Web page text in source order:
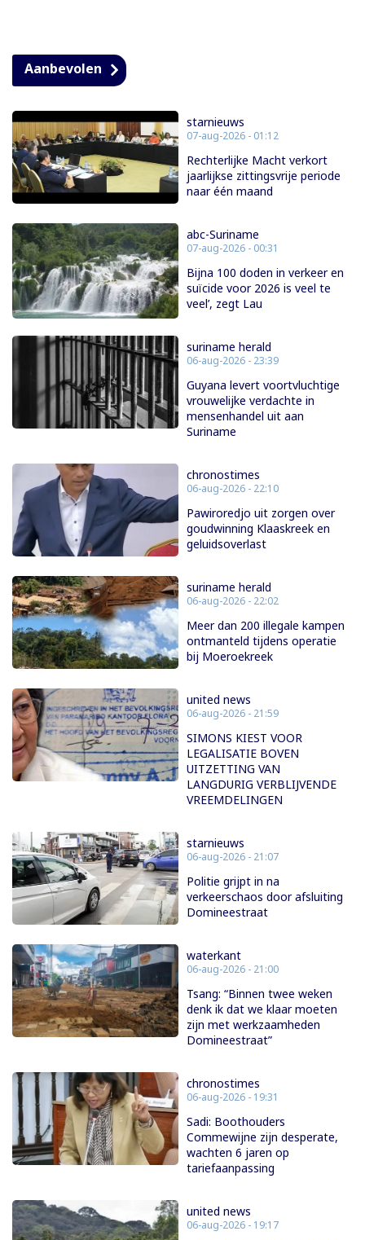
Aanbevolen
starnieuws
07-aug-2026 - 01:12
Rechterlijke Macht verkort
jaarlijkse zittingsvrije periode
naar één maand
abc-Suriname
07-aug-2026 - 00:31
Bijna 100 doden in verkeer en
suïcide voor 2026 is veel te
veel’, zegt Lau
suriname herald
06-aug-2026 - 23:39
Guyana levert voortvluchtige
vrouwelijke verdachte in
mensenhandel uit aan
Suriname
chronostimes
06-aug-2026 - 22:10
Pawiroredjo uit zorgen over
goudwinning Klaaskreek en
geluidsoverlast
suriname herald
06-aug-2026 - 22:02
Meer dan 200 illegale kampen
ontmanteld tijdens operatie
bij Moeroekreek
united news
06-aug-2026 - 21:59
SIMONS KIEST VOOR
LEGALISATIE BOVEN
UITZETTING VAN
LANGDURIG VERBLIJVENDE
VREEMDELINGEN
starnieuws
06-aug-2026 - 21:07
Politie grijpt in na
verkeerschaos door afsluiting
Domineestraat
waterkant
06-aug-2026 - 21:00
Tsang: “Binnen twee weken
denk ik dat we klaar moeten
zijn met werkzaamheden
Domineestraat”
chronostimes
06-aug-2026 - 19:31
Sadi: Boothouders
Commewijne zijn desperate,
wachten 6 jaren op
tariefaanpassing
united news
06-aug-2026 - 19:17